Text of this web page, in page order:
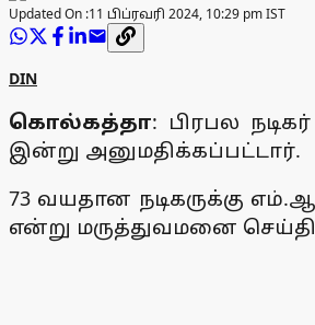
Updated On :11 பிப்ரவரி 2024, 10:29 pm IST
DIN
கொல்கத்தா: பிரபல
இன்று அனுமதிக்கப்பட்டார்.
73 வயதான நடிகருக்கு
என்று மருத்துவமனை